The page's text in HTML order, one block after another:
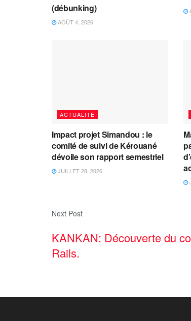
(débunking)
AOÛT 4, 2026
ACTUALITÉ
Impact projet Simandou : le
comité de suivi de Kérouané
dévoile son rapport semestriel
JUILLET 28, 2026
Next Post
KANKAN: Découverte du
Rails.